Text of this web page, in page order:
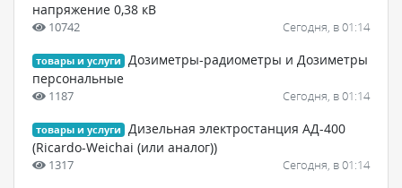
напряжение 0,38 кВ
10742 Сегодня, в 01:14
товары и услуги
Дозиметры-радиометры и Дозиметры
персональные
1187 Сегодня, в 01:14
товары и услуги
Дизельная электростанция АД-400
(Ricardo-Weichai (или аналог))
1317 Сегодня, в 01:14